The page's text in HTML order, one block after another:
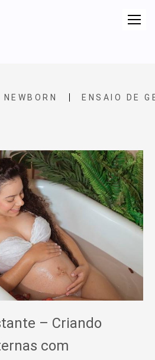
ENSAIO DE
– Criando
com